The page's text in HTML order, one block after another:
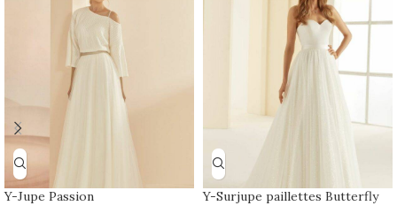
Y-Jupe Passion Y-Surjupe paillettes Butterfly